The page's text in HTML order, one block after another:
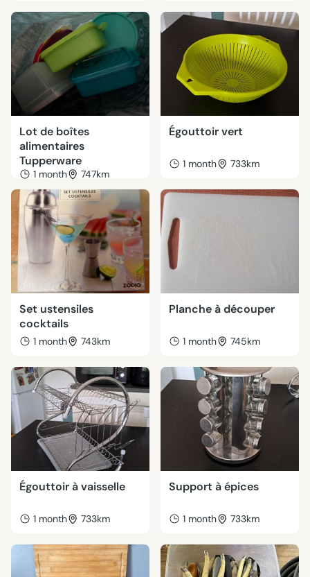
Lot de boîtes
alimentaires
Tupperware
1 month 747km
Égouttoir vert
1 month 733km
Set ustensiles
cocktails
1 month 743km
Planche à découper
1 month 745km
Égouttoir à vaisselle
1 month 733km
Support à épices
1 month 733km